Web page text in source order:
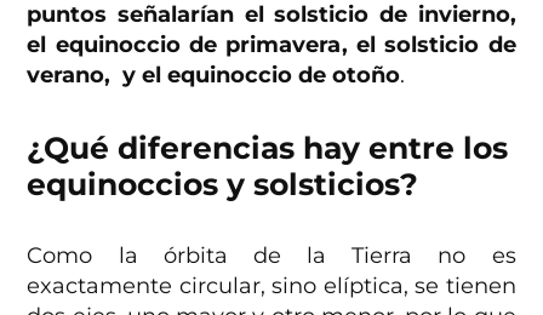
puntos señalarían el solsticio de invierno,
el equinoccio de primavera, el solsticio de
verano, y el equinoccio de otoño.
¿Qué diferencias hay entre los
equinoccios y solsticios?
Como la órbita de la Tierra no es
exactamente circular, sino elíptica, se tienen